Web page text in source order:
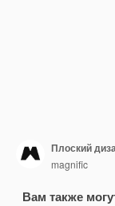
Плоский
magnific
Вам также